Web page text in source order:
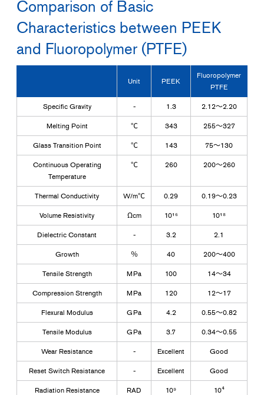
Comparison of Basic
Characteristics between PEEK
and Fluoropolymer (PTFE)
Unit PEEK
Fluoropolymer
PTFE
Specific Gravity - 1.3 2.12～2.20
Melting Point ℃ 343 255～327
Glass Transition Point ℃ 143 75～130
Continuous Operating
Temperature
℃ 260 200～260
Thermal Conductivity W/m℃ 0.29 0.19～0.23
Volume Resistivity Ωcm 10¹⁶ 10¹⁸
Dielectric Constant - 3.2 2.1
Growth ％ 40 200～400
Tensile Strength MPa 100 14～34
Compression Strength MPa 120 12～17
Flexural Modulus GPa 4.2 0.55～0.82
Tensile Modulus GPa 3.7 0.34～0.55
Wear Resistance - Excellent Good
Reset Switch Resistance - Excellent Good
Radiation Resistance RAD 10⁹ 10⁴